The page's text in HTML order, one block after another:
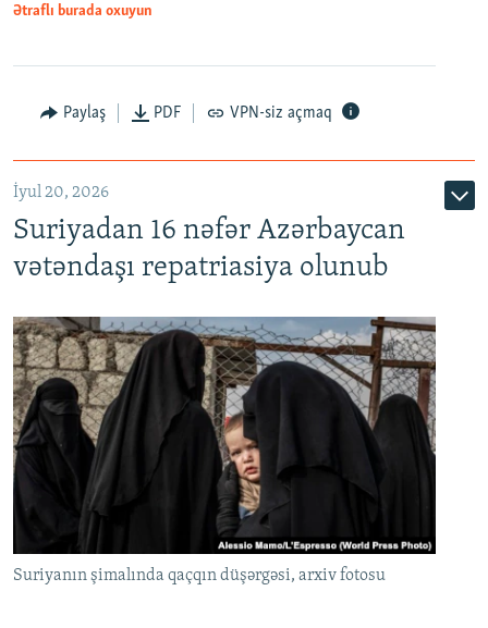
Auto
Ətraflı burada oxuyun
Paylaş PDF VPN-siz açmaq
İyul 20, 2026
Suriyadan 16 nəfər Azərbaycan
vətəndaşı repatriasiya olunub
Suriyanın şimalında qaçqın düşərgəsi, arxiv fotosu